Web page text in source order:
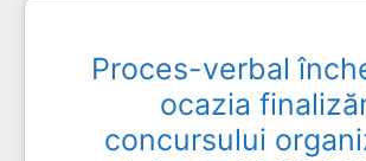
Proces-verbal
ocazia
concursului